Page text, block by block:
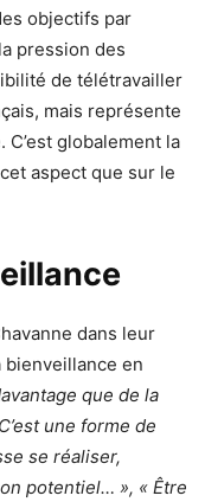
objectifs par
pression des
de télétravailler
mais représente
globalement la
aspect que sur le
dans leur
en
que de la
une forme de
se réaliser,
potentiel… », « Être